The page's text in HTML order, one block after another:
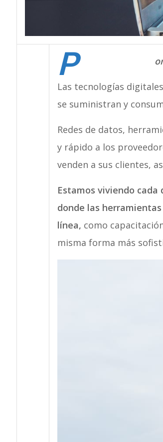
P
Las tecnologías
se suministran y
Redes de datos,
y rápido a los
venden a sus clientes,
Estamos viviendo cada
donde las
línea, como
misma forma más